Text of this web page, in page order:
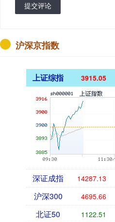
提交评论
沪深京指数
上证综指 3915.13
深证成指 14285.59
沪深300 4695.66
北证50 1122.66